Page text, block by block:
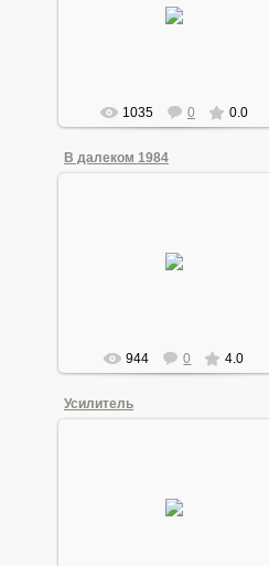
1035 0 0.0
В далеком 1984
Слева - исходный вариант, справа
944 0 4.0
Усилитель
Усилитель с автономным
питанием, мощность 2х70Вт